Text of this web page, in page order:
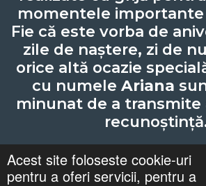
Acest site foloseste cookie-uri
pentru a oferi servicii, pentru a
momentele importante
Fie că este vorba de
zile de naștere, zi de
orice altă ocazie
cu numele Ariana
minunat de a transmite
Lista cu nume Căutari Zile